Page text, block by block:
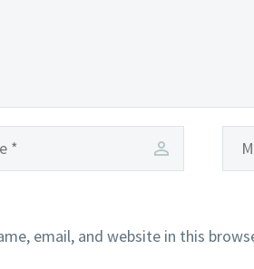
email, and website in this